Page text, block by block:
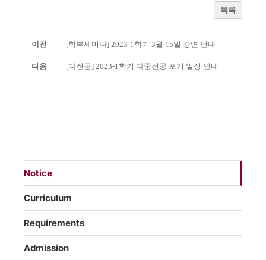
목록
이전 [학부세미나] 2023-1학기 3월 15일 강연 안내
다음 [다전공] 2023-1학기 다중전공 포기 일정 안내
Notice
Curriculum
Requirements
Admission